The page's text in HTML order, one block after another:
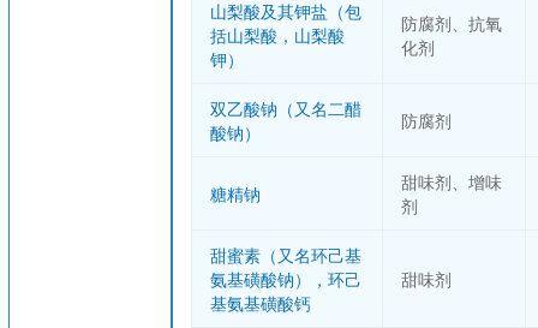
山梨酸及其钾盐（包
括山梨酸，山梨酸
钾）
防腐剂、抗氧
化剂
双乙酸钠（又名二醋
酸钠）
防腐剂
糖精钠
甜味剂、增味
剂
甜蜜素（又名环己基
氨基磺酸钠），环己
基氨基磺酸钙
甜味剂